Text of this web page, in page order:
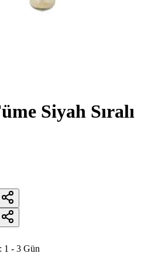
Siyah Sıralı
1 - 3 Gün